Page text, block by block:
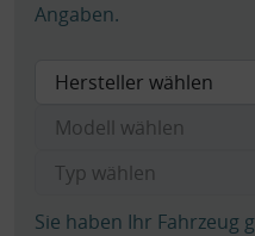
Angaben.
Sie haben Ihr Fahrzeug